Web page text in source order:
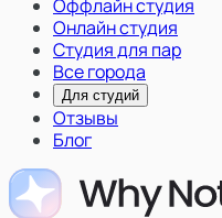
Оффлайн студия
Онлайн студия
Студия для пар
Все города
Для студий
Отзывы
Блог